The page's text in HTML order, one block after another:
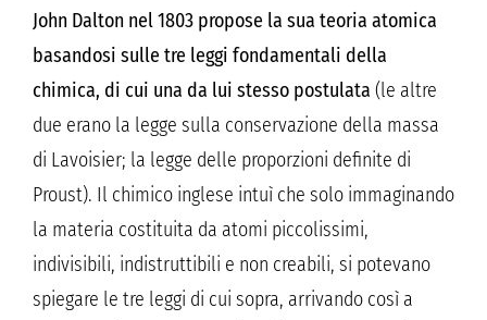
John Dalton nel 1803 propose la sua teoria atomica
basandosi sulle tre leggi fondamentali della
chimica, di cui una da lui stesso postulata (le altre
due erano la legge sulla conservazione della massa
di Lavoisier; la legge delle proporzioni definite di
Proust). Il chimico inglese intuì che solo immaginando
la materia costituita da atomi piccolissimi,
indivisibili, indistruttibili e non creabili, si potevano
spiegare le tre leggi di cui sopra, arrivando così a